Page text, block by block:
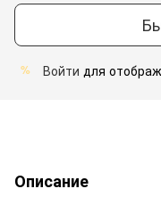
% Войти для
Описание